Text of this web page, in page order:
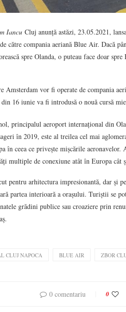
Iancu Cluj anunță astăzi, 23.05.2021,
către compania aeriană Blue Air. Dacă
spre Olanda, o puteau face doar
Amsterdam vor fi operate de compania
16 iunie va fi introdusă o nouă cursă
principalul aeroport internațional din
în 2019, este al treilea cel mai
în ceea ce privește mișcările aeronavelor.
multiple de conexiune atât în Europa cât
pentru arhitectura impresionantă, dar și
partea interioară a orașului. Turiștii se
grădini publice sau croaziere prin
CLUJ NAPOCA BLUE AIR ZBOR
0 comentariu 0